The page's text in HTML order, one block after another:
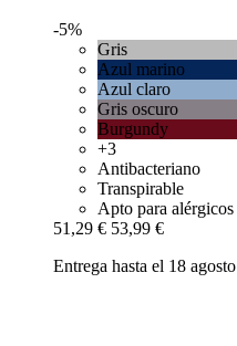
-5%
Gris
Azul marino
Azul claro
Gris oscuro
Burgundy
+3
Antibacteriano
Transpirable
Apto para alérgicos
51,29 € 53,99 €
Entrega hasta el 18 agosto